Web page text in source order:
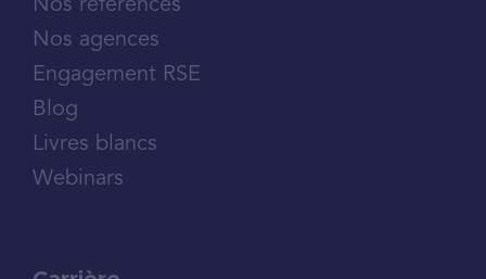
Nos références
Nos agences
Engagement RSE
Blog
Livres blancs
Webinars